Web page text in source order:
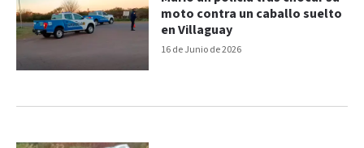
16 de Junio de 2026
moto contra un caballo suelto
en Villaguay